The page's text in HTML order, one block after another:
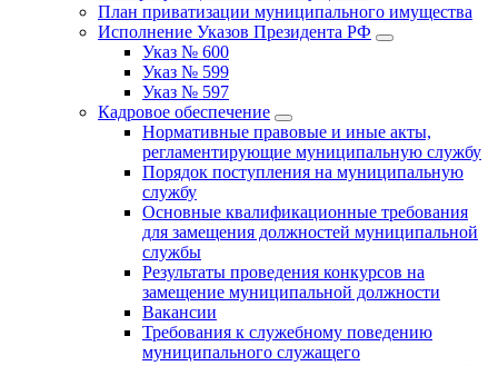
План приватизации муниципального имущества
Исполнение Указов Президента РФ
Указ № 600
Указ № 599
Указ № 597
Кадровое обеспечение
Нормативные правовые и иные акты,
регламентирующие муниципальную службу
Порядок поступления на муниципальную
службу
Основные квалификационные требования
для замещения должностей муниципальной
службы
Результаты проведения конкурсов на
замещение муниципальной должности
Вакансии
Требования к служебному поведению
муниципального служащего